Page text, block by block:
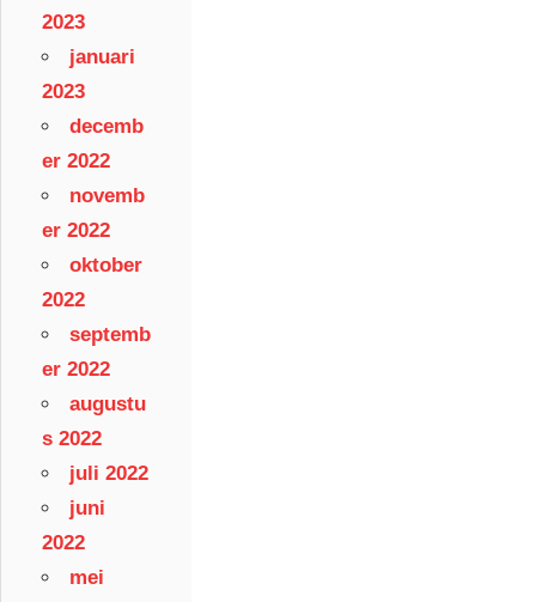
2023
januari
2023
decemb
er 2022
novemb
er 2022
oktober
2022
septemb
er 2022
augustu
s 2022
juli 2022
juni
2022
mei